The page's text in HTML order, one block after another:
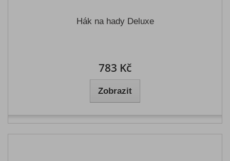
Hák na hady Deluxe
783 Kč
Zobrazit